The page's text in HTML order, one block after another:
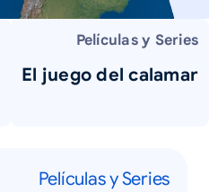
Películas y Series
El juego del calamar
Películas y Series